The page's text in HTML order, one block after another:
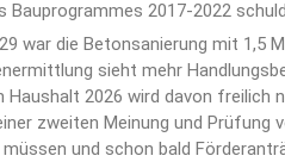
Bauprogrammes 2017-2022
war die Betonsanierung mit 1,5
sieht mehr
Haushalt 2026 wird davon
zweiten Meinung und Prüfung
und schon bald